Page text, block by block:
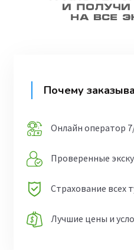
Почему
Онлайн оператор
Проверенные
Страхование всех
Лучшие цены и